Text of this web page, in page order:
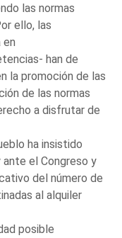
las normas
ello, las
en
han de
la promoción de las
de las normas
a disfrutar de
ha insistido
el Congreso y
del número de
al alquiler
posible